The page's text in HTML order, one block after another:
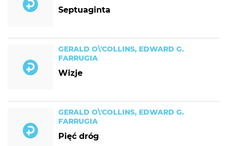
Septuaginta
GERALD O\'COLLINS, EDWARD G.
FARRUGIA
Wizje
GERALD O\'COLLINS, EDWARD G.
FARRUGIA
Pięć dróg